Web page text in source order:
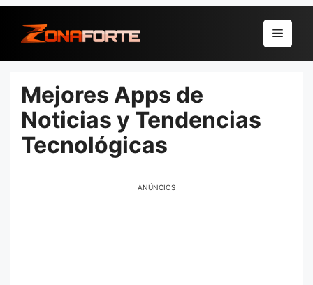
para
conteúdo
Menu
Mejores Apps de
Noticias y Tendencias
Tecnológicas
ANÚNCIOS